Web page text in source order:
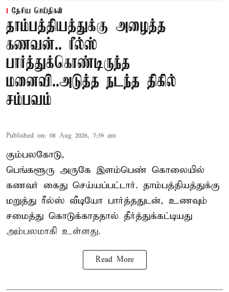
தேசிய செய்திகள்
தாம்பத்தியத்துக்கு அழைத்த
கணவன்.. ரீல்ஸ்
பார்த்துக்கொண்டிருந்த
மனைவி..அடுத்த நடந்த திகில்
சம்பவம்
Published on: 08 Aug 2026, 7:39 am
கும்பலகோடு,
பெங்களூரு அருகே இளம்பெண் கொலையில்
கணவர் கைது செய்யப்பட்டார். தாம்பத்தியத்துக்கு
மறுத்து ரீல்ஸ் வீடியோ பார்த்ததுடன், உணவும்
சமைத்து கொடுக்காததால் தீர்த்துக்கட்டியது
அம்பலமாகி உள்ளது.
Read More